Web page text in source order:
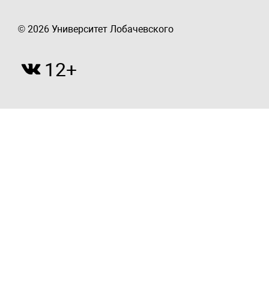
© 2026 Университет Лобачевского
12+